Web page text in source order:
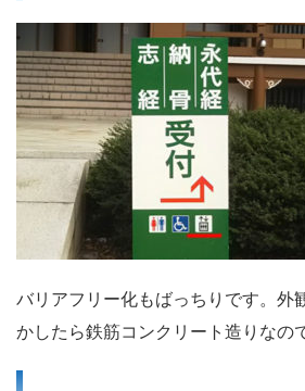
バリアフリー化もばっちりです。外
かしたら鉄筋コンクリート造りなの